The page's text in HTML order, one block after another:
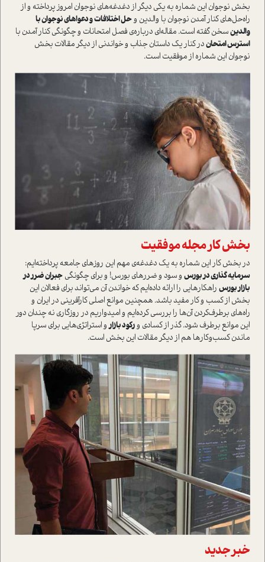
بخش نوجوان این شماره به یکی دیگر از دغدغه‌های نوجوان امروز پرداخته و از
راه‌حل‌های کنار آمدن نوجوان با والدین وحل اختلافات و دعواهای نوجوان با
والدینسخن گفته است. مقاله‌ای درباره‌ی فصل امتحانات و چگونگی کنار آمدن با
استرس امتحاندر کنار یک داستان جذاب و خواندنی از دیگر مقالات بخش
نوجوان این شماره از موفقیت است.
بخش کار مجله موفقیت
در بخش کار این شماره به یک دغدغه‌ی مهم این روزهای جامعه پرداخته‌ایم:
سرمایه گذاری در بورس و سود و ضررهای بورس! و برای چگونگی جبران ضرر در
بازار بورس راهکارهایی را ارائه داده‌ایم که خواندن آن می‌تواند برای فعالان این
بخش از کسب و کار مفید باشد. همچنین موانع اصلی کارآفرینی در ایران و
راه‌های برطرف‌کردن آن‌ها را بررسی کرده‌ایم و امیدواریم در روزگاری نه چندان دور
این موانع برطرف شود. گذر از کسادی ورکود بازارو استراتژی‌هایی برای سرپا
ماندن کسب‌و‌کارها هم از دیگر مقالات این بخش است.
خبر جدید